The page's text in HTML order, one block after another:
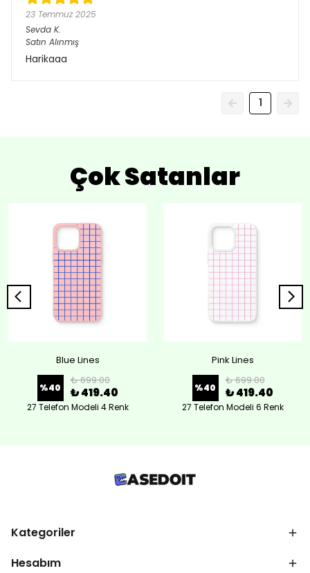
23 Temmuz 2025
Sevda K.
Satın Alınmış
Harikaaa
1
Çok Satanlar
Blue Lines
%40
₺ 699.00
₺ 419.40
27 Telefon Modeli 4 Renk
Pink Lines
%40
₺ 699.00
₺ 419.40
27 Telefon Modeli 6 Renk
Kategoriler
Hesabım